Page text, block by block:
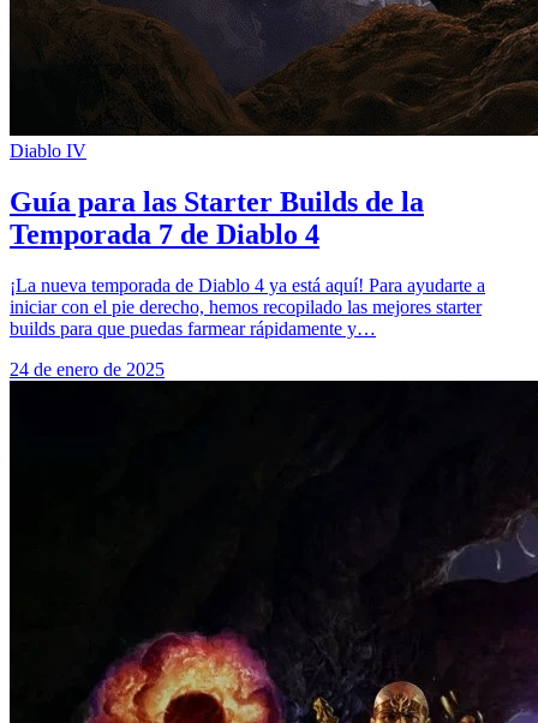
Diablo IV
Guía para las Starter Builds de la
Temporada 7 de Diablo 4
¡La nueva temporada de Diablo 4 ya está aquí! Para ayudarte a
iniciar con el pie derecho, hemos recopilado las mejores starter
builds para que puedas farmear rápidamente y…
24 de enero de 2025